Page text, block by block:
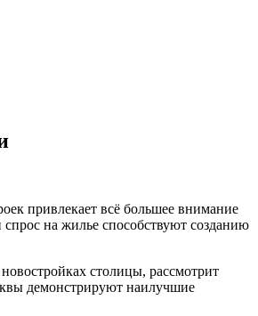
привлекает всё большее внимание
на жилье способствуют созданию
столицы, рассмотрит
демонстрируют наилучшие